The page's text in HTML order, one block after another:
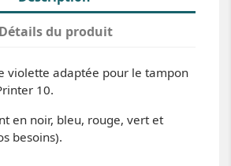
Détails du produit
violette adaptée pour le tampon
10.
en noir, bleu, rouge, vert et
besoins).